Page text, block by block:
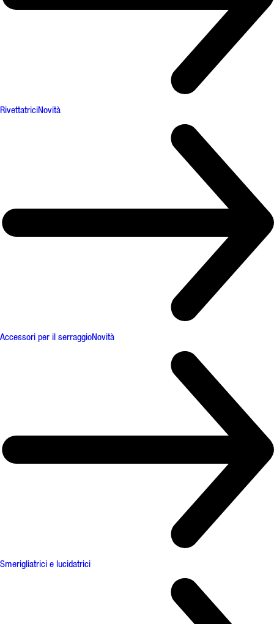
RivettatriciNovità
Accessori per il serraggioNovità
Smerigliatrici e lucidatrici